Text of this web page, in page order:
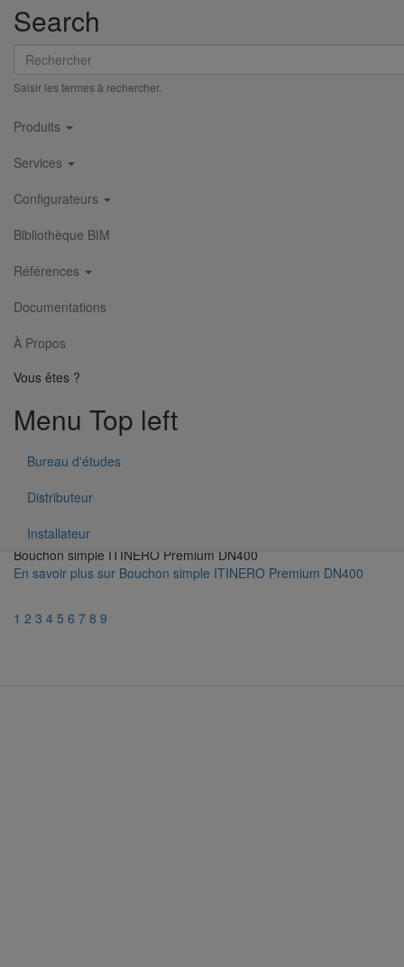
Search
Rechercher
Saisir les termes à rechercher.
Main
navigation
Produits
Services
Configurateurs
Bibliothèque BIM
Références
Documentations
À Propos
Vous êtes ?
Menu Top left
Bureau d'études
Distributeur
Installateur
En savoir plus
Bouchon simple ITINERO Premium DN400
En savoir plus sur Bouchon simple ITINERO Premium DN400
1 2 3 4 5 6 7 8 9